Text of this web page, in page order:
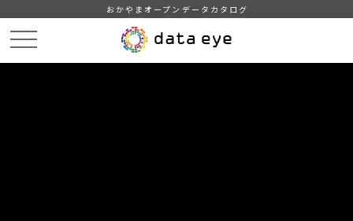
おかやまオープンデータカタログ